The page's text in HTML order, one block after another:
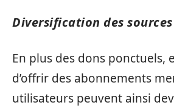
Diversification des
En plus des dons ponctuels,
d’offrir des abonnements
utilisateurs peuvent ainsi